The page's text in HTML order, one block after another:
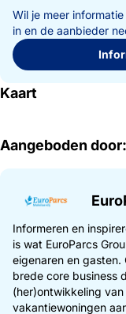
Wil je meer
in en de aanbieder
Kaart
Aangeboden door:
Informeren en
is wat EuroParcs
eigenaren en
brede core business
(her)ontwikkeling
vakantiewoningen